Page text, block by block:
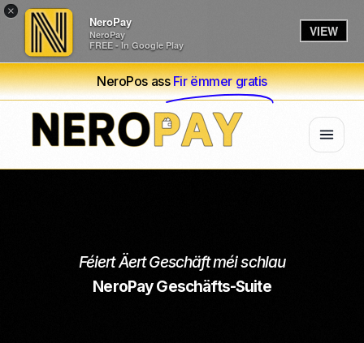
×
NeroPay
NeroPay
FREE - In Google Play
VIEW
NeroPos assFir ëmmer gratis
Féiert Äert Geschäft méi schlau
NeroPay Geschäfts-Suite